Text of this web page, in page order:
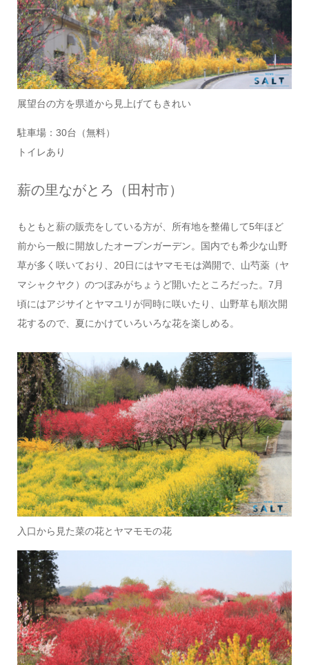
展望台の方を県道から見上げてもきれい
駐車場：30台（無料）
トイレあり
薪の里ながとろ（田村市）
もともと薪の販売をしている方が、所有地を整備して5年ほど
前から一般に開放したオープンガーデン。国内でも希少な山野
草が多く咲いており、20日にはヤマモモは満開で、山芍薬（ヤ
マシャクヤク）のつぼみがちょうど開いたところだった。7月
頃にはアジサイとヤマユリが同時に咲いたり、山野草も順次開
花するので、夏にかけていろいろな花を楽しめる。
入口から見た菜の花とヤマモモの花